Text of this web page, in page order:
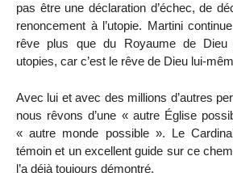
pas être une déclaration d’échec, de
renoncement à l’utopie. Martini
rêve plus que du Royaume de Dieu
utopies, car c’est le rêve de Dieu lui-
Avec lui et avec des millions d’autres
nous rêvons d’une « autre Église
« autre monde possible ». Le
témoin et un excellent guide sur ce
l’a déjà toujours démontré.